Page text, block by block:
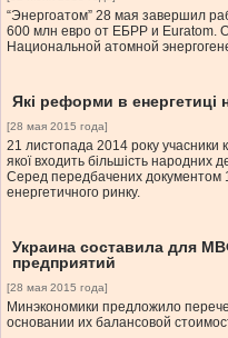
“Энергоатом” 28 мая завершил
600 млн евро от ЕБРР и Euratom.
Национальной атомной
Які реформи в енергетиці
[28 мая 2015 года]
21 листопада 2014 року учасники
якої входить більшість народних
Серед передбачених
енергетичного ринку.
Украина составила для
предприятий
[28 мая 2015 года]
Минэкономики предложило
основании их балансовой